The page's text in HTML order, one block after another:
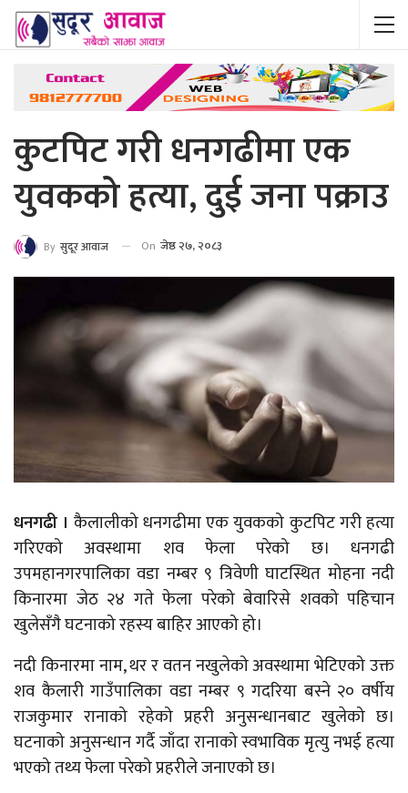
कुटपिट गरी धनगढीमा एक
युवकको हत्या, दुई जना पक्राउ
By सुदूर आवाज On जेष्ठ २७, २०८३
धनगढी । कैलालीको धनगढीमा एक युवकको कुटपिट गरी हत्या
गरिएको अवस्थामा शव फेला परेको छ। धनगढी
उपमहानगरपालिका वडा नम्बर ९ त्रिवेणी घाटस्थित मोहना नदी
किनारमा जेठ २४ गते फेला परेको बेवारिसे शवको पहिचान
खुलेसँगै घटनाको रहस्य बाहिर आएको हो।
नदी किनारमा नाम, थर र वतन नखुलेको अवस्थामा भेटिएको उक्त
शव कैलारी गाउँपालिका वडा नम्बर ९ गदरिया बस्ने २० वर्षीय
राजकुमार रानाको रहेको प्रहरी अनुसन्धानबाट खुलेको छ।
घटनाको अनुसन्धान गर्दै जाँदा रानाको स्वभाविक मृत्यु नभई हत्या
भएको तथ्य फेला परेको प्रहरीले जनाएको छ।